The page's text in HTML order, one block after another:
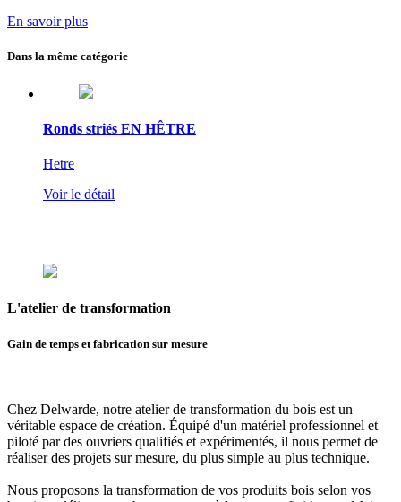
En savoir plus
Dans la même catégorie
Ronds striés EN HÊTRE
Hetre
Voir le détail
L'atelier de transformation
Gain de temps et fabrication sur mesure
Chez Delwarde, notre atelier de transformation du bois est un
véritable espace de création. Équipé d'un matériel professionnel et
piloté par des ouvriers qualifiés et expérimentés, il nous permet de
réaliser des projets sur mesure, du plus simple au plus technique.
Nous proposons la transformation de vos produits bois selon vos